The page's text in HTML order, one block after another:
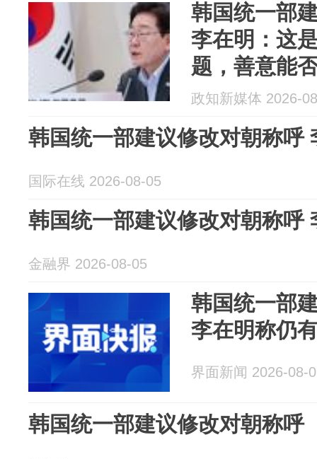
韩国统一部
李在明：这
题，善意能
果，很大程
政知新媒体 2026-
韩国统一部建议修改对朝称呼
国际在线 2026-08-05
韩国统一部建议修改对朝称呼
金融界 2026-08-05
韩国统一部
李在明称仍
界面新闻 2026-08-
韩国统一部建议修改对朝称